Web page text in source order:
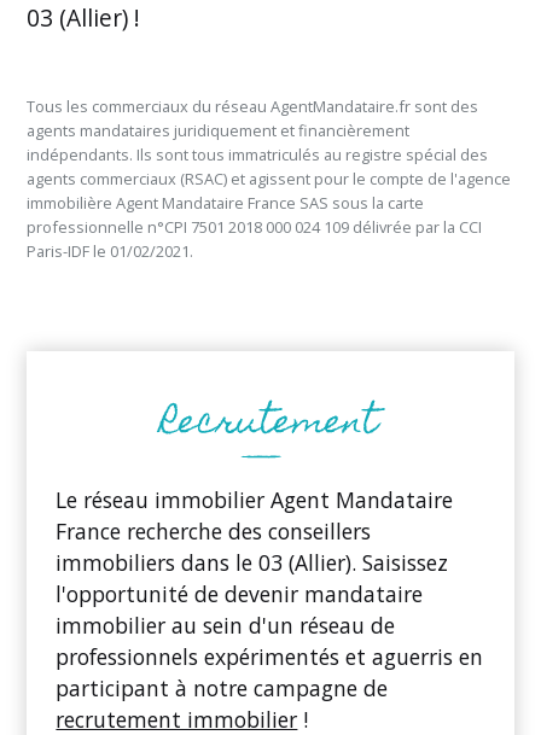
03 (Allier) !
Tous les commerciaux du réseau AgentMandataire.fr sont des
agents mandataires juridiquement et financièrement
indépendants. Ils sont tous immatriculés au registre spécial des
agents commerciaux (RSAC) et agissent pour le compte de l'agence
immobilière Agent Mandataire France SAS sous la carte
professionnelle n°CPI 7501 2018 000 024 109 délivrée par la CCI
Paris-IDF le 01/02/2021.
Le réseau immobilier Agent Mandataire
France recherche des conseillers
immobiliers dans le 03 (Allier). Saisissez
l'opportunité de devenir mandataire
immobilier au sein d'un réseau de
professionnels expérimentés et aguerris en
participant à notre campagne de
recrutement immobilier !